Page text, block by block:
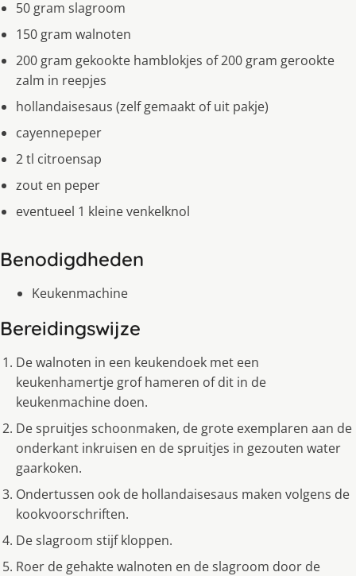
50 gram slagroom
150 gram walnoten
200 gram gekookte hamblokjes of 200 gram gerookte
zalm in reepjes
hollandaisesaus (zelf gemaakt of uit pakje)
cayennepeper
2 tl citroensap
zout en peper
eventueel 1 kleine venkelknol
Benodigdheden
Keukenmachine
Bereidingswijze
De walnoten in een keukendoek met een
keukenhamertje grof hameren of dit in de
keukenmachine doen.
De spruitjes schoonmaken, de grote exemplaren aan de
onderkant inkruisen en de spruitjes in gezouten water
gaarkoken.
Ondertussen ook de hollandaisesaus maken volgens de
kookvoorschriften.
De slagroom stijf kloppen.
Roer de gehakte walnoten en de slagroom door de